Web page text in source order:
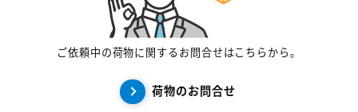
ご依頼中の荷物に関するお問合せはこちらから。
荷物のお問合せ